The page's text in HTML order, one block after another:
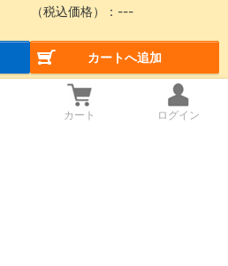
（税込価格）： ---
カートへ追加
カート ログイン